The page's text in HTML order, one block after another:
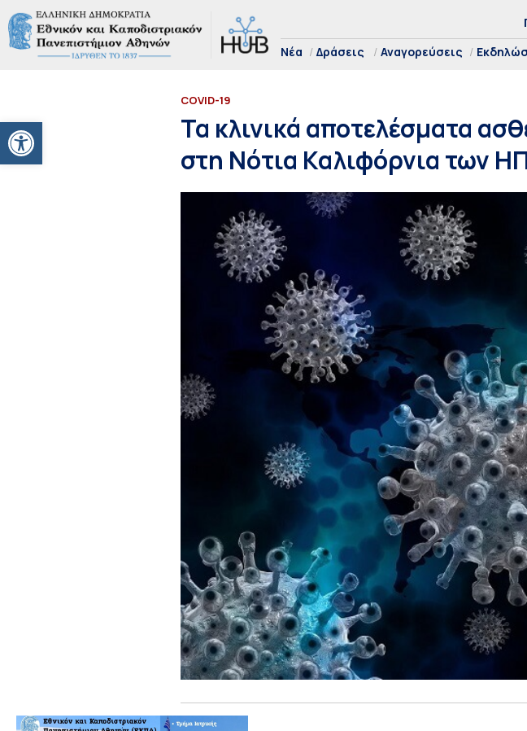
Ανοίξτε τη γραμμή εργαλείων
Νέα Δράσεις Αναγορεύσεις
COVID-19
Τα κλινικά αποτελέσματα
στη Νότια Καλιφόρνια των